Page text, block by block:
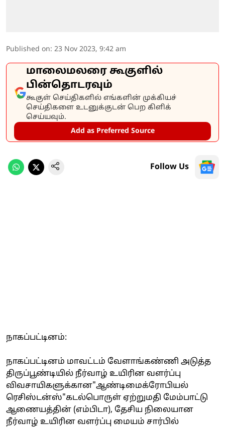
Published on: 23 Nov 2023, 9:42 am
மாலைமலரை கூகுளில்
பின்தொடரவும்
கூகுள் செய்திகளில் எங்களின் முக்கியச்
செய்திகளை உடனுக்குடன் பெற கிளிக்
செய்யவும்.
Add as Preferred Source
Follow Us
நாகப்பட்டினம்:
நாகப்பட்டினம் மாவட்டம் வேளாங்கண்ணி அடுத்த
திருப்பூண்டியில் நீர்வாழ் உயிரின வளர்ப்பு
விவசாயிகளுக்கான"ஆண்டிமைக்ரோபியல்
ரெசிஸ்டன்ஸ்"கடல்பொருள் ஏற்றுமதி மேம்பாட்டு
ஆணையத்தின் (எம்பிடா), தேசிய நிலையான
நீர்வாழ் உயிரின வளர்ப்பு மையம் சார்பில்